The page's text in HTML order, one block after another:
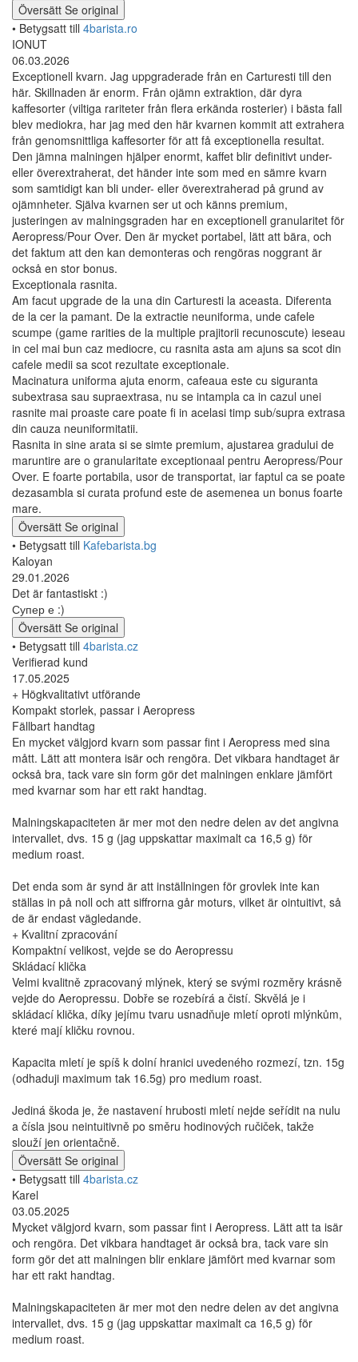
Översätt Se original
• Betygsatt till 4barista.ro
IONUT
06.03.2026
Exceptionell kvarn. Jag uppgraderade från en Carturesti till den
här. Skillnaden är enorm. Från ojämn extraktion, där dyra
kaffesorter (viltiga rariteter från flera erkända rosterier) i bästa fall
blev mediokra, har jag med den här kvarnen kommit att extrahera
från genomsnittliga kaffesorter för att få exceptionella resultat.
Den jämna malningen hjälper enormt, kaffet blir definitivt under-
eller överextraherat, det händer inte som med en sämre kvarn
som samtidigt kan bli under- eller överextraherad på grund av
ojämnheter. Själva kvarnen ser ut och känns premium,
justeringen av malningsgraden har en exceptionell granularitet för
Aeropress/Pour Over. Den är mycket portabel, lätt att bära, och
det faktum att den kan demonteras och rengöras noggrant är
också en stor bonus.
Exceptionala rasnita.
Am facut upgrade de la una din Carturesti la aceasta. Diferenta
de la cer la pamant. De la extractie neuniforma, unde cafele
scumpe (game rarities de la multiple prajitorii recunoscute) ieseau
in cel mai bun caz mediocre, cu rasnita asta am ajuns sa scot din
cafele medii sa scot rezultate exceptionale.
Macinatura uniforma ajuta enorm, cafeaua este cu siguranta
subextrasa sau supraextrasa, nu se intampla ca in cazul unei
rasnite mai proaste care poate fi in acelasi timp sub/supra extrasa
din cauza neuniformitatii.
Rasnita in sine arata si se simte premium, ajustarea gradului de
maruntire are o granularitate exceptionaal pentru Aeropress/Pour
Over. E foarte portabila, usor de transportat, iar faptul ca se poate
dezasambla si curata profund este de asemenea un bonus foarte
mare.
Översätt Se original
• Betygsatt till Kafebarista.bg
Kaloyan
29.01.2026
Det är fantastiskt :)
Супер е :)
Översätt Se original
• Betygsatt till 4barista.cz
Verifierad kund
17.05.2025
+ Högkvalitativt utförande
Kompakt storlek, passar i Aeropress
Fällbart handtag
En mycket välgjord kvarn som passar fint i Aeropress med sina
mått. Lätt att montera isär och rengöra. Det vikbara handtaget är
också bra, tack vare sin form gör det malningen enklare jämfört
med kvarnar som har ett rakt handtag.
Malningskapaciteten är mer mot den nedre delen av det angivna
intervallet, dvs. 15 g (jag uppskattar maximalt ca 16,5 g) för
medium roast.
Det enda som är synd är att inställningen för grovlek inte kan
ställas in på noll och att siffrorna går moturs, vilket är ointuitivt, så
de är endast vägledande.
+ Kvalitní zpracování
Kompaktní velikost, vejde se do Aeropressu
Skládací klička
Velmi kvalitně zpracovaný mlýnek, který se svými rozměry krásně
vejde do Aeropressu. Dobře se rozebírá a čistí. Skvělá je i
skládací klička, díky jejímu tvaru usnadňuje mletí oproti mlýnkům,
které mají kličku rovnou.
Kapacita mletí je spíš k dolní hranici uvedeného rozmezí, tzn. 15g
(odhaduji maximum tak 16.5g) pro medium roast.
Jediná škoda je, že nastavení hrubosti mletí nejde seřídit na nulu
a čísla jsou neintuitivně po směru hodinových ručiček, takže
slouží jen orientačně.
Översätt Se original
• Betygsatt till 4barista.cz
Karel
03.05.2025
Mycket välgjord kvarn, som passar fint i Aeropress. Lätt att ta isär
och rengöra. Det vikbara handtaget är också bra, tack vare sin
form gör det att malningen blir enklare jämfört med kvarnar som
har ett rakt handtag.
Malningskapaciteten är mer mot den nedre delen av det angivna
intervallet, dvs. 15 g (jag uppskattar maximalt ca 16,5 g) för
medium roast.